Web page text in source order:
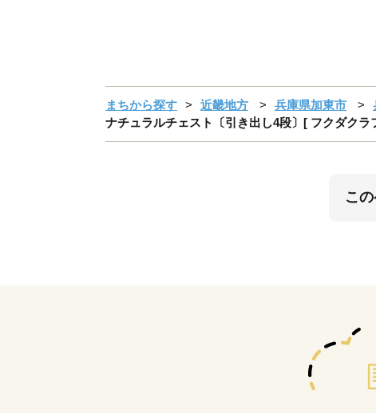
まちから探す 近畿地方 兵庫県加東市
ナチュラルチェスト〔引き出し4段〕[ フクダク
こ